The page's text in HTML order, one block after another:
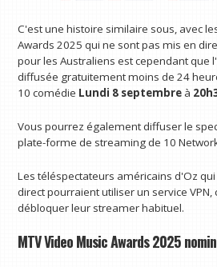
C'est une histoire similaire sous, avec
Awards 2025 qui ne sont pas mis en
pour les Australiens est cependant que
diffusée gratuitement moins de 24
10 comédie Lundi 8 septembre à
Vous pourrez également diffuser le
plate-forme de streaming de 10
Les téléspectateurs américains d'Oz
direct pourraient utiliser un service VPN,
débloquer leur streamer habituel.
MTV Video Music Awards 2025